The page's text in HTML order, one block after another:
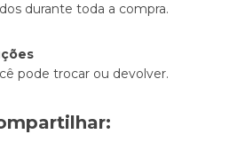
durante toda a compra.
pode trocar ou devolver.